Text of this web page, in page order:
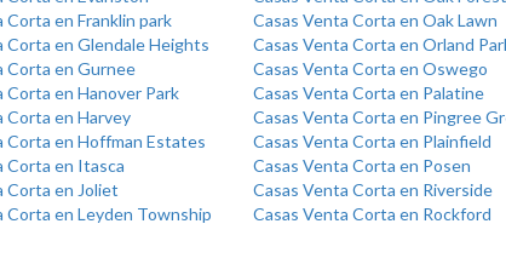
Corta en Franklin park
Corta en Glendale Heights
Corta en Gurnee
Corta en Hanover Park
Corta en Harvey
Corta en Hoffman Estates
Corta en Itasca
Corta en Joliet
Corta en Leyden Township
Casas Venta Corta en Oak Lawn
Casas Venta Corta en Orland
Casas Venta Corta en Oswego
Casas Venta Corta en Palatine
Casas Venta Corta en Pingree
Casas Venta Corta en Plainfield
Casas Venta Corta en Posen
Casas Venta Corta en Riverside
Casas Venta Corta en Rockford